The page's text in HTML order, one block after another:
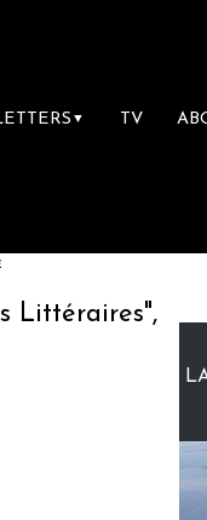
▼ TV
la